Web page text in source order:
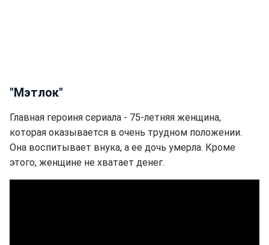
"Мэтлок"
Главная героиня сериала - 75-летняя женщина,
которая оказывается в очень трудном положении.
Она воспитывает внука, а ее дочь умерла. Кроме
этого, женщине не хватает денег.